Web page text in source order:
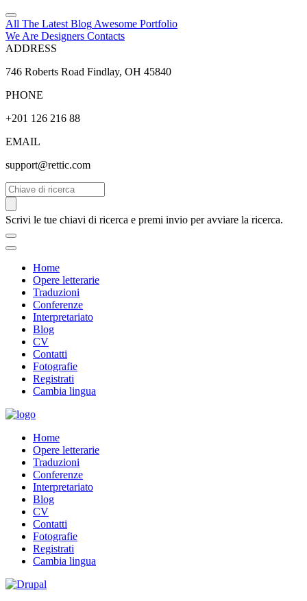
All The Latest Blog Awesome Portfolio
We Are Designers Contacts
ADDRESS
746 Roberts Road Findlay, OH 45840
PHONE
+201 126 216 88
EMAIL
support@rettic.com
Cerca
Scrivi le tue chiavi di ricerca e premi invio per avviare la ricerca.
Home
Opere letterarie
Traduzioni
Conferenze
Interpretariato
Blog
CV
Contatti
Fotografie
Registrati
Cambia lingua
Home
Opere letterarie
Traduzioni
Conferenze
Interpretariato
Blog
CV
Contatti
Fotografie
Registrati
Cambia lingua